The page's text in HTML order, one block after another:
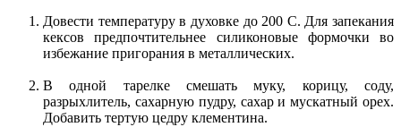
Довести температуру в духовке до 200 C. Для запекания
кексов предпочтительнее силиконовые формочки во
избежание пригорания в металлических.
В одной тарелке смешать муку, корицу, соду,
разрыхлитель, сахарную пудру, сахар и мускатный орех.
Добавить тертую цедру клементина.